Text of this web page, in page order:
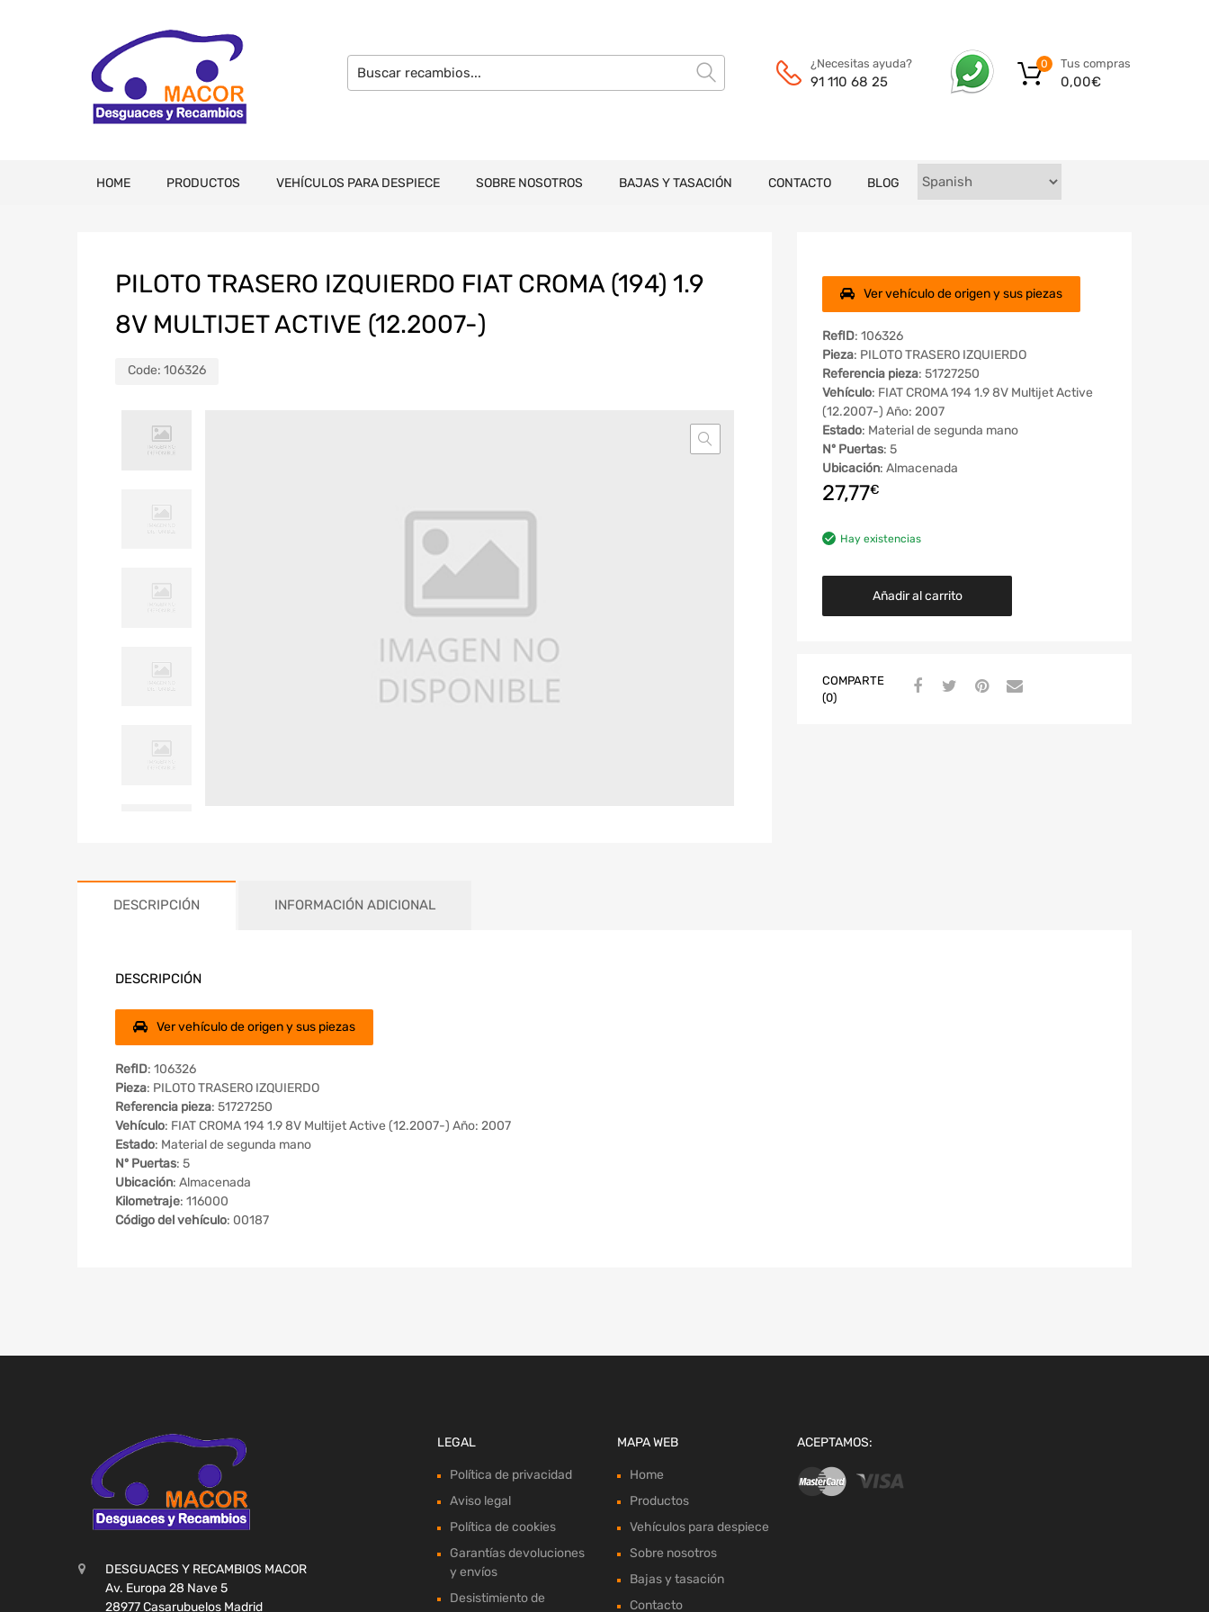
¿Necesitas ayuda?
91 110 68 25
Tus compras
0,00€
0
HOME PRODUCTOS VEHÍCULOS PARA DESPIECE SOBRE NOSOTROS BAJAS Y TASACIÓN CONTACTO BLOG
PILOTO TRASERO IZQUIERDO FIAT CROMA (194) 1.9
8V MULTIJET ACTIVE (12.2007-)
Code: 106326
Ver vehículo de origen y sus piezas
RefID: 106326
Pieza: PILOTO TRASERO IZQUIERDO
Referencia pieza: 51727250
Vehículo: FIAT CROMA 194 1.9 8V Multijet Active
(12.2007-) Año: 2007
Estado: Material de segunda mano
Nº Puertas: 5
Ubicación: Almacenada
27,77€
Hay existencias
Añadir al carrito
COMPARTE
(0)
DESCRIPCIÓN INFORMACIÓN ADICIONAL
DESCRIPCIÓN
Ver vehículo de origen y sus piezas
RefID: 106326
Pieza: PILOTO TRASERO IZQUIERDO
Referencia pieza: 51727250
Vehículo: FIAT CROMA 194 1.9 8V Multijet Active (12.2007-) Año: 2007
Estado: Material de segunda mano
Nº Puertas: 5
Ubicación: Almacenada
Kilometraje: 116000
Código del vehículo: 00187
DESGUACES Y RECAMBIOS MACOR
Av. Europa 28 Nave 5
28977 Casarubuelos Madrid
LEGAL
Política de privacidad
Aviso legal
Política de cookies
Garantías devoluciones
y envíos
Desistimiento de
MAPA WEB
Home
Productos
Vehículos para despiece
Sobre nosotros
Bajas y tasación
Contacto
ACEPTAMOS: